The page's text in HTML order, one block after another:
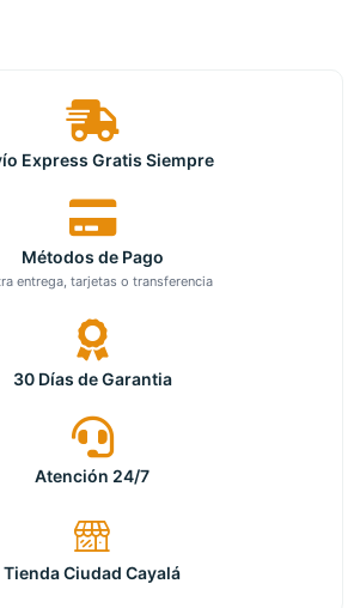
Express Gratis Siempre
Métodos de Pago
entrega, tarjetas o transferencia
30 Días de Garantia
Atención 24/7
Tienda Ciudad Cayalá